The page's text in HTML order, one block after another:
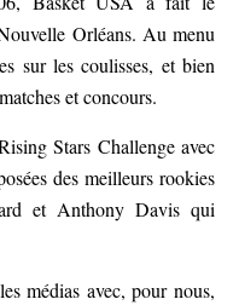
Orléans. Au menu
sur les coulisses, et bien
et concours.
Stars Challenge avec
des meilleurs rookies
et Anthony Davis qui
médias avec, pour nous,